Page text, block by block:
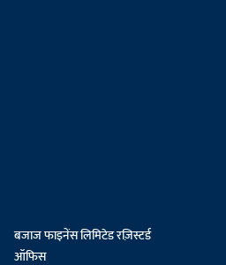
बजाज फाइनेंस लिमिटेड रज़िस्टर्ड
ऑफिस